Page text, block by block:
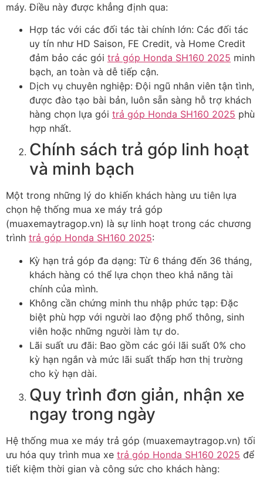
máy. Điều này được khẳng định qua:
Hợp tác với các đối tác tài chính lớn: Các đối tác
uy tín như HD Saison, FE Credit, và Home Credit
đảm bảo các gói trả góp Honda SH160 2025 minh
bạch, an toàn và dễ tiếp cận.
Dịch vụ chuyên nghiệp: Đội ngũ nhân viên tận tình,
được đào tạo bài bản, luôn sẵn sàng hỗ trợ khách
hàng chọn lựa gói trả góp Honda SH160 2025 phù
hợp nhất.
Chính sách trả góp linh hoạt
và minh bạch
Một trong những lý do khiến khách hàng ưu tiên lựa
chọn hệ thống mua xe máy trả góp
(muaxemaytragop.vn) là sự linh hoạt trong các chương
trình trả góp Honda SH160 2025:
Kỳ hạn trả góp đa dạng: Từ 6 tháng đến 36 tháng,
khách hàng có thể lựa chọn theo khả năng tài
chính của mình.
Không cần chứng minh thu nhập phức tạp: Đặc
biệt phù hợp với người lao động phổ thông, sinh
viên hoặc những người làm tự do.
Lãi suất ưu đãi: Bao gồm các gói lãi suất 0% cho
kỳ hạn ngắn và mức lãi suất thấp hơn thị trường
cho kỳ hạn dài.
Quy trình đơn giản, nhận xe
ngay trong ngày
Hệ thống mua xe máy trả góp (muaxemaytragop.vn) tối
ưu hóa quy trình mua xe trả góp Honda SH160 2025 để
tiết kiệm thời gian và công sức cho khách hàng: